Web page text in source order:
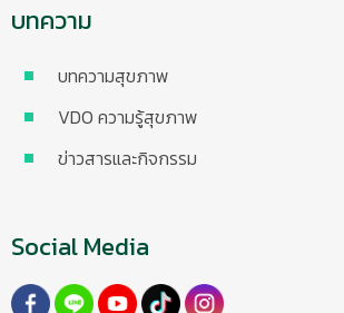
บทความ
บทความสุขภาพ
VDO ความรู้สุขภาพ
ข่าวสารและกิจกรรม
Social Media